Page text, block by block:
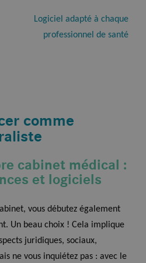
Logiciel adapté à chaque
professionnel de santé
comme
cabinet médical :
et logiciels
vous débutez également
Un beau choix ! Cela implique
juridiques, sociaux,
ne vous inquiétez pas : avec le